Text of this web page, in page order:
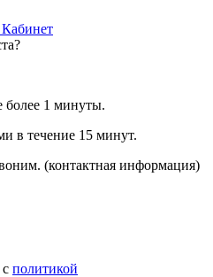
Кабинет
более 1 минуты.
в течение 15 минут.
(контактная информация)
политикой